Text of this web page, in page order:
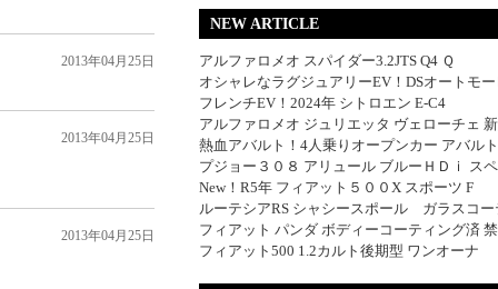
2013年04月25日
2013年04月25日
2013年04月25日
NEW ARTICLE
アルファロメオ スパイダー3.2JTS Q4 Ｑ
オシャレなラグジュアリーEV！DSオートモ
フレンチEV！2024年 シトロエン E-C4
アルファロメオ ジュリエッタ ヴェローチェ
熱血アバルト！4人乗りオープンカー アバル
プジョー３０８ アリュール ブルーＨＤｉ ス
New！R5年 フィアット５００X スポーツ F
ルーテシアRS シャシースポール ガラスコー
フィアット パンダ ボディーコーティング済
フィアット500 1.2カルト後期型 ワンオーナ